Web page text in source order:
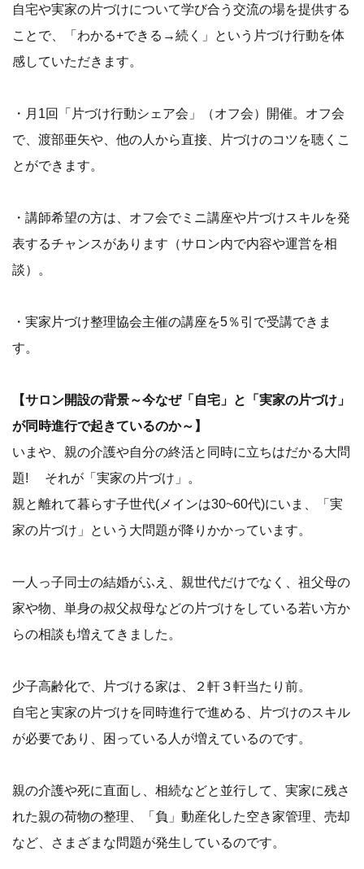
自宅や実家の片づけについて学び合う交流の場を提供する
ことで、「わかる+できる→続く」という片づけ行動を体
感していただきます。
・月1回「片づけ行動シェア会」（オフ会）開催。オフ会
で、渡部亜矢や、他の人から直接、片づけのコツを聴くこ
とができます。
・講師希望の方は、オフ会でミニ講座や片づけスキルを発
表するチャンスがあります（サロン内で内容や運営を相
談）。
・実家片づけ整理協会主催の講座を5％引で受講できま
す。
【サロン開設の背景～今なぜ「自宅」と「実家の片づけ」
が同時進行で起きているのか～】
いまや、親の介護や自分の終活と同時に立ちはだかる大問
題! それが「実家の片づけ」。
親と離れて暮らす子世代(メインは30~60代)にいま、「実
家の片づけ」という大問題が降りかかっています。
一人っ子同士の結婚がふえ、親世代だけでなく、祖父母の
家や物、単身の叔父叔母などの片づけをしている若い方か
らの相談も増えてきました。
少子高齢化で、片づける家は、２軒３軒当たり前。
自宅と実家の片づけを同時進行で進める、片づけのスキル
が必要であり、困っている人が増えているのです。
親の介護や死に直面し、相続などと並行して、実家に残さ
れた親の荷物の整理、「負」動産化した空き家管理、売却
など、さまざまな問題が発生しているのです。